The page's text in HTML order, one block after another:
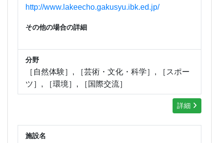
http://www.lakeecho.gakusyu.ibk.ed.jp/
その他の場合の詳細
分野
［自然体験］, ［芸術・文化・科学］, ［スポー
ツ］, ［環境］, ［国際交流］
詳細
施設名